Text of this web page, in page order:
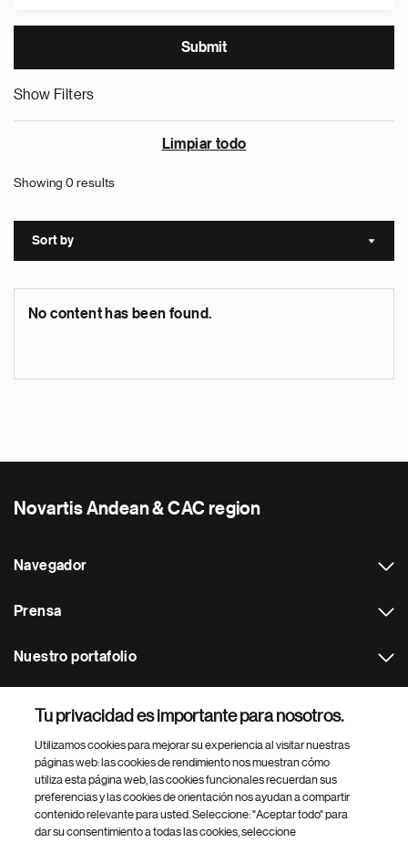
Show Filters
Limpiar todo
Showing 0 results
Sort by Sort
No content has been found.
Novartis Andean & CAC region
Navegador
Prensa
Nuestro portafolio
Footer Site Search
Tu privacidad es importante para nosotros.
Utilizamos cookies para mejorar su experiencia al visitar nuestras
páginas web: las cookies de rendimiento nos muestran cómo
utiliza esta página web, las cookies funcionales recuerdan sus
preferencias y las cookies de orientación nos ayudan a compartir
contenido relevante para usted. Seleccione: "Aceptar todo" para
dar su consentimiento a todas las cookies, seleccione